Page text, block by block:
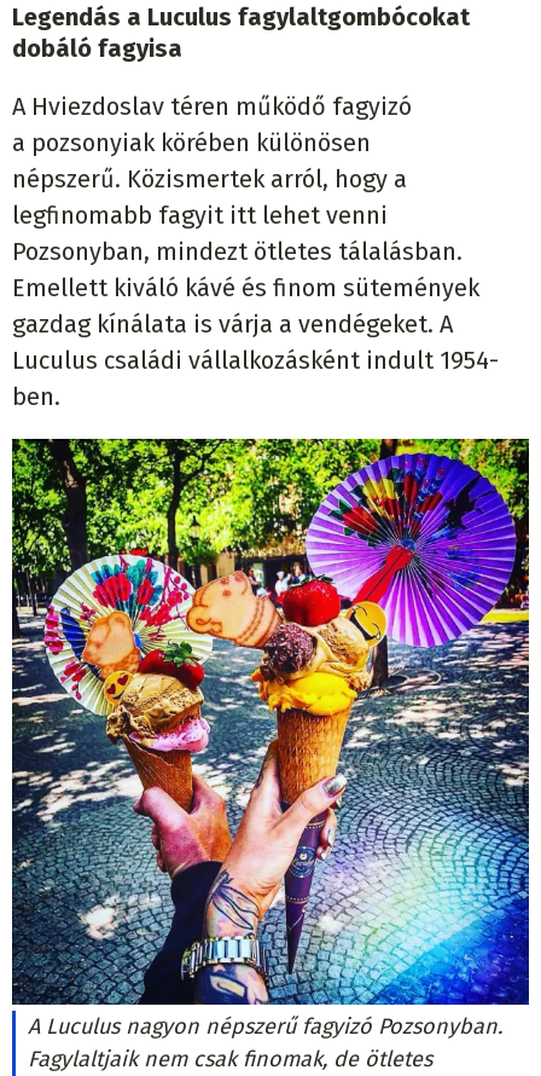
Legendás a Luculus fagylaltgombócokat
dobáló fagyisa
A Hviezdoslav téren működő fagyizó
a pozsonyiak körében különösen
népszerű. Közismertek arról, hogy a
legfinomabb fagyit itt lehet venni
Pozsonyban, mindezt ötletes tálalásban.
Emellett kiváló kávé és finom sütemények
gazdag kínálata is várja a vendégeket. A
Luculus családi vállalkozásként indult 1954-
ben.
A Luculus nagyon népszerű fagyizó Pozsonyban.
Fagylaltjaik nem csak finomak, de ötletes